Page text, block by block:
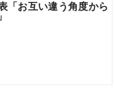
「お互い違う角度から